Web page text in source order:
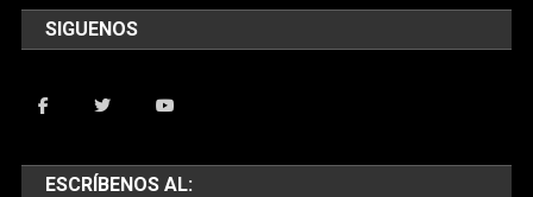
SIGUENOS
ESCRÍBENOS AL: